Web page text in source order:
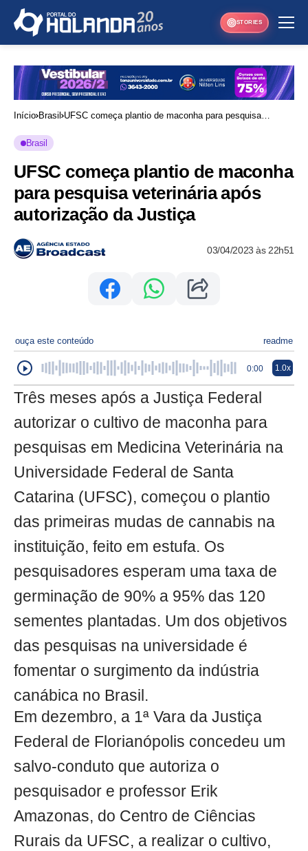
STORIES
Início Brasil UFSC começa plantio de maconha para pesquisa
Brasil
UFSC começa plantio de maconha
para pesquisa veterinária após
autorização da Justiça
03/04/2023 às 22h51
ouça este conteúdo readme
0:00 1.0x
Três meses após a Justiça Federal
autorizar o cultivo de maconha para
pesquisas em Medicina Veterinária na
Universidade Federal de Santa
Catarina (UFSC), começou o plantio
das primeiras mudas de cannabis na
instituição, feito em estufa. Os
pesquisadores esperam uma taxa de
germinação de 90% a 95% das 120
sementes plantadas. Um dos objetivos
das pesquisas na universidade é
fomentar o surgimento da indústria
canábica no Brasil.
Em dezembro, a 1ª Vara da Justiça
Federal de Florianópolis concedeu um
salvo-conduto que autoriza o
pesquisador e professor Erik
Amazonas, do Centro de Ciências
Rurais da UFSC, a realizar o cultivo,